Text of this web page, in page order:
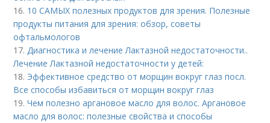
16. 10 САМЫХ полезных продуктов для зрения. Полезные
продукты питания для зрения: обзор, советы
офтальмологов
17.Диагностика и лечение Лактазной недостаточности..
Лечение Лактазной недостаточности у детей:
18. Эффективное средство от морщин вокруг глаз посл.
Все способы избавиться от морщин вокруг глаз
19.Чем полезно аргановое масло для волос. Аргановое
масло для волос: полезные свойства и способы